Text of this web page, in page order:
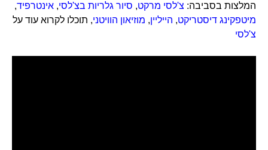
המלצות בסביבה: צ'לסי מרקט, סיור גלריות בצ'לסי, אינטרפיד,
מיטפקינג דיסטריקט, הייליין, מוזיאון הוויטני, תוכלו לקרוא עוד על
צ'לסי